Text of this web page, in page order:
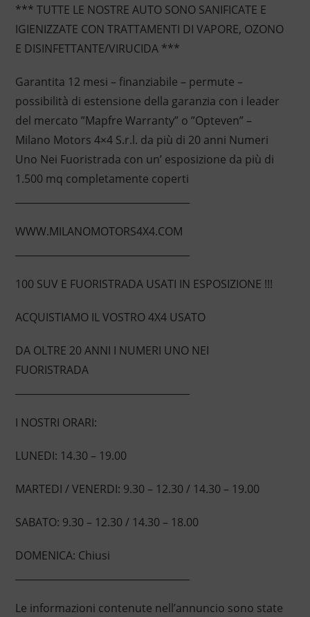
*** TUTTE LE NOSTRE AUTO SONO SANIFICATE E
IGIENIZZATE CON TRATTAMENTI DI VAPORE, OZONO
E DISINFETTANTE/VIRUCIDA ***
Garantita 12 mesi – finanziabile – permute –
possibilità di estensione della garanzia con i leader
del mercato ”Mapfre Warranty” o ”Opteven” –
Milano Motors 4×4 S.r.l. da più di 20 anni Numeri
Uno Nei Fuoristrada con un’ esposizione da più di
1.500 mq completamente coperti
WWW.MILANOMOTORS4X4.COM
100 SUV E FUORISTRADA USATI IN ESPOSIZIONE !!!
ACQUISTIAMO IL VOSTRO 4X4 USATO
DA OLTRE 20 ANNI I NUMERI UNO NEI
FUORISTRADA
I NOSTRI ORARI:
LUNEDI: 14.30 – 19.00
MARTEDI / VENERDI: 9.30 – 12.30 / 14.30 – 19.00
SABATO: 9.30 – 12.30 / 14.30 – 18.00
DOMENICA: Chiusi
Le informazioni contenute nell’annuncio sono state